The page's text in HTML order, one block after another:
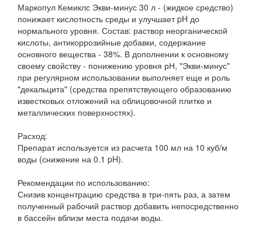
Маркопул Кемиклс Экви-минус 30 л - (жидкое средство)
понижает кислотность среды и улучшает pH до
нормального уровня. Состав: раствор неорганической
кислоты, антикоррозийные добавки, содержание
основного вещества - 38%. В дополнении к основному
своему свойству - понижению уровня рН, "Экви-минус"
при регулярном использовании выполняет еще и роль
"декальцита" (средства препятствующего образованию
известковых отложений на облицовочной плитке и
металлических поверхностях).
Расход:
Препарат используется из расчета 100 мл на 10 куб/м
воды (снижение на 0.1 pH).
Рекомендации по использованию:
Снизив концентрацию средства в три-пять раз, а затем
полученный рабочий раствор добавить непосредственно
в бассейн вблизи места подачи воды.